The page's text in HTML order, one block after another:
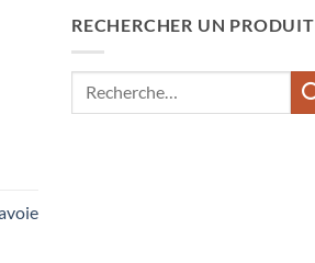
RECHERCHER UN PRODUIT
Recherche